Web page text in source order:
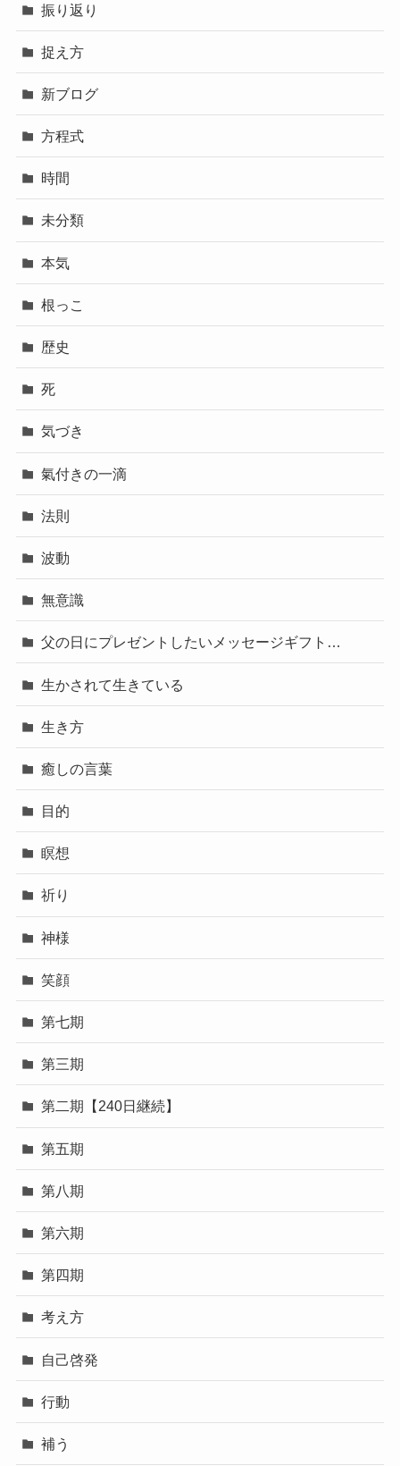
振り返り
捉え方
新ブログ
方程式
時間
未分類
本気
根っこ
歴史
死
気づき
氣付きの一滴
法則
波動
無意識
父の日にプレゼントしたいメッセージギフト…
生かされて生きている
生き方
癒しの言葉
目的
瞑想
祈り
神様
笑顔
第七期
第三期
第二期【240日継続】
第五期
第八期
第六期
第四期
考え方
自己啓発
行動
補う